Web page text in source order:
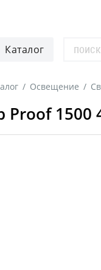
Каталог
/ Освещение /
1500